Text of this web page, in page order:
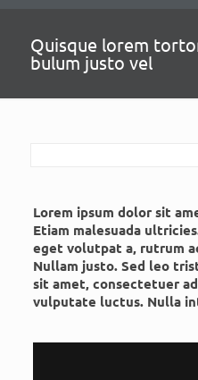
Quisque lorem
bulum justo vel
Lorem ipsum dolor sit
Etiam malesuada
eget volutpat a, rutrum
Nullam justo. Sed leo
sit amet, consectetuer
vulputate luctus. Nulla